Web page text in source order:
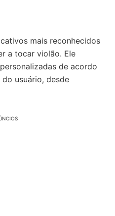
mais reconhecidos
a tocar violão. Ele
de acordo
usuário, desde